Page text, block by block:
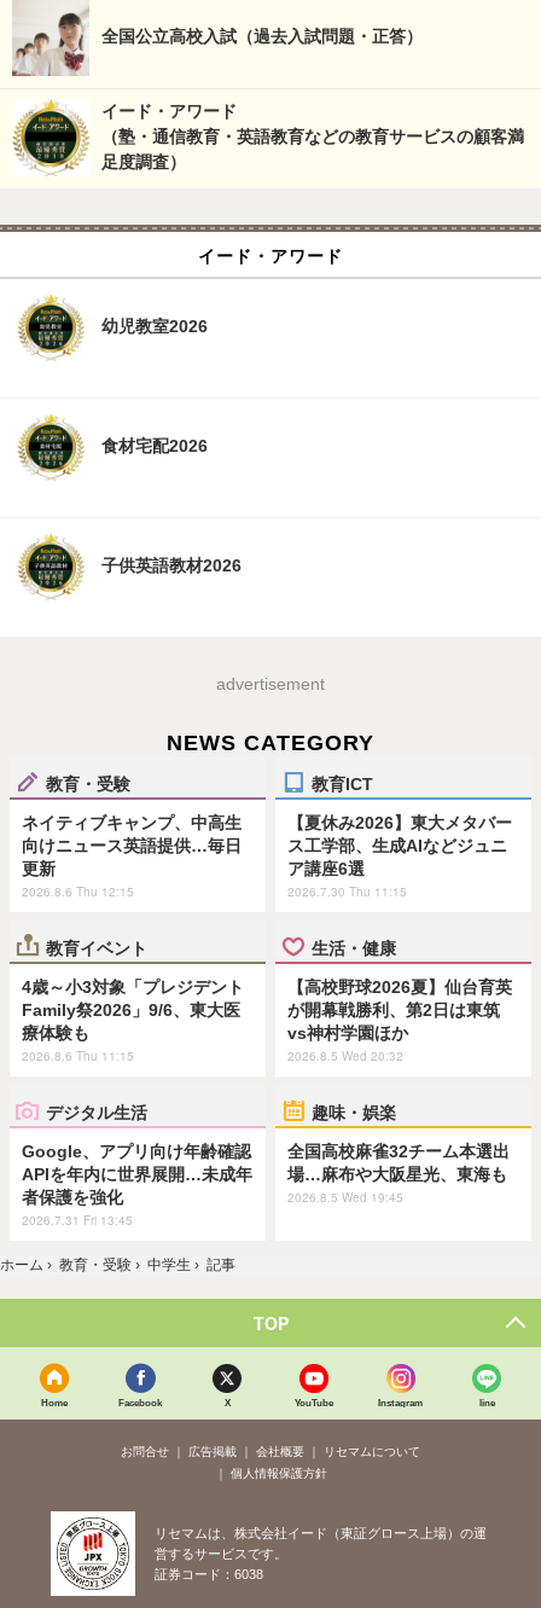
全国公立高校入試（過去入試問題・正答）
イード・アワード
（塾・通信教育・英語教育などの教育サービスの顧客満
足度調査）
イード・アワード
幼児教室2026
食材宅配2026
子供英語教材2026
advertisement
NEWS CATEGORY
教育・受験
ネイティブキャンプ、中高生
向けニュース英語提供…毎日
更新
2026.8.6 Thu 12:15
教育ICT
【夏休み2026】東大メタバー
ス工学部、生成AIなどジュニ
ア講座6選
2026.7.30 Thu 11:15
教育イベント
4歳～小3対象「プレジデント
Family祭2026」9/6、東大医
療体験も
2026.8.6 Thu 11:15
生活・健康
【高校野球2026夏】仙台育英
が開幕戦勝利、第2日は東筑
vs神村学園ほか
2026.8.5 Wed 20:32
デジタル生活
Google、アプリ向け年齢確認
APIを年内に世界展開…未成年
者保護を強化
2026.7.31 Fri 13:45
趣味・娯楽
全国高校麻雀32チーム本選出
場…麻布や大阪星光、東海も
2026.8.5 Wed 19:45
ホーム › 教育・受験 › 中学生 › 記事
TOP
Home Facebook X YouTube Instagram line
お問合せ 広告掲載 会社概要
リセマムについて
個人情報保護方針
リセマムは、株式会社イード（東証グロース上場）の運
営するサービスです。
証券コード：6038